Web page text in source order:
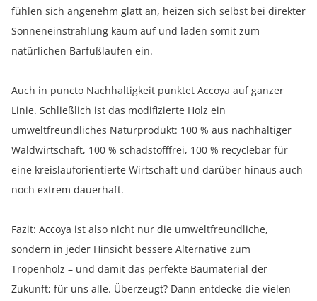
fühlen sich angenehm glatt an, heizen sich selbst bei direkter
Sonneneinstrahlung kaum auf und laden somit zum
natürlichen Barfußlaufen ein.
Auch in puncto Nachhaltigkeit punktet Accoya auf ganzer
Linie. Schließlich ist das modifizierte Holz ein
umweltfreundliches Naturprodukt: 100 % aus nachhaltiger
Waldwirtschaft, 100 % schadstofffrei, 100 % recyclebar für
eine kreislauforientierte Wirtschaft und darüber hinaus auch
noch extrem dauerhaft.
Fazit: Accoya ist also nicht nur die umweltfreundliche,
sondern in jeder Hinsicht bessere Alternative zum
Tropenholz – und damit das perfekte Baumaterial der
Zukunft; für uns alle. Überzeugt? Dann entdecke die vielen